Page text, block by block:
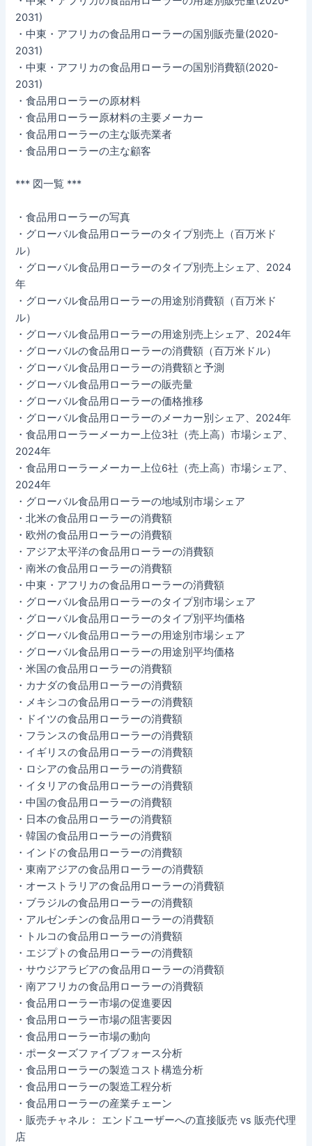
2031)
・中東・アフリカの食品用ローラーの国別販売量(2020-
2031)
・中東・アフリカの食品用ローラーの国別消費額(2020-
2031)
・食品用ローラーの原材料
・食品用ローラー原材料の主要メーカー
・食品用ローラーの主な販売業者
・食品用ローラーの主な顧客
*** 図一覧 ***
・食品用ローラーの写真
・グローバル食品用ローラーのタイプ別売上（百万米ド
ル）
・グローバル食品用ローラーのタイプ別売上シェア、2024
年
・グローバル食品用ローラーの用途別消費額（百万米ド
ル）
・グローバル食品用ローラーの用途別売上シェア、2024年
・グローバルの食品用ローラーの消費額（百万米ドル）
・グローバル食品用ローラーの消費額と予測
・グローバル食品用ローラーの販売量
・グローバル食品用ローラーの価格推移
・グローバル食品用ローラーのメーカー別シェア、2024年
・食品用ローラーメーカー上位3社（売上高）市場シェア、
2024年
・食品用ローラーメーカー上位6社（売上高）市場シェア、
2024年
・グローバル食品用ローラーの地域別市場シェア
・北米の食品用ローラーの消費額
・欧州の食品用ローラーの消費額
・アジア太平洋の食品用ローラーの消費額
・南米の食品用ローラーの消費額
・中東・アフリカの食品用ローラーの消費額
・グローバル食品用ローラーのタイプ別市場シェア
・グローバル食品用ローラーのタイプ別平均価格
・グローバル食品用ローラーの用途別市場シェア
・グローバル食品用ローラーの用途別平均価格
・米国の食品用ローラーの消費額
・カナダの食品用ローラーの消費額
・メキシコの食品用ローラーの消費額
・ドイツの食品用ローラーの消費額
・フランスの食品用ローラーの消費額
・イギリスの食品用ローラーの消費額
・ロシアの食品用ローラーの消費額
・イタリアの食品用ローラーの消費額
・中国の食品用ローラーの消費額
・日本の食品用ローラーの消費額
・韓国の食品用ローラーの消費額
・インドの食品用ローラーの消費額
・東南アジアの食品用ローラーの消費額
・オーストラリアの食品用ローラーの消費額
・ブラジルの食品用ローラーの消費額
・アルゼンチンの食品用ローラーの消費額
・トルコの食品用ローラーの消費額
・エジプトの食品用ローラーの消費額
・サウジアラビアの食品用ローラーの消費額
・南アフリカの食品用ローラーの消費額
・食品用ローラー市場の促進要因
・食品用ローラー市場の阻害要因
・食品用ローラー市場の動向
・ポーターズファイブフォース分析
・食品用ローラーの製造コスト構造分析
・食品用ローラーの製造工程分析
・食品用ローラーの産業チェーン
・販売チャネル： エンドユーザーへの直接販売 vs 販売代理
店